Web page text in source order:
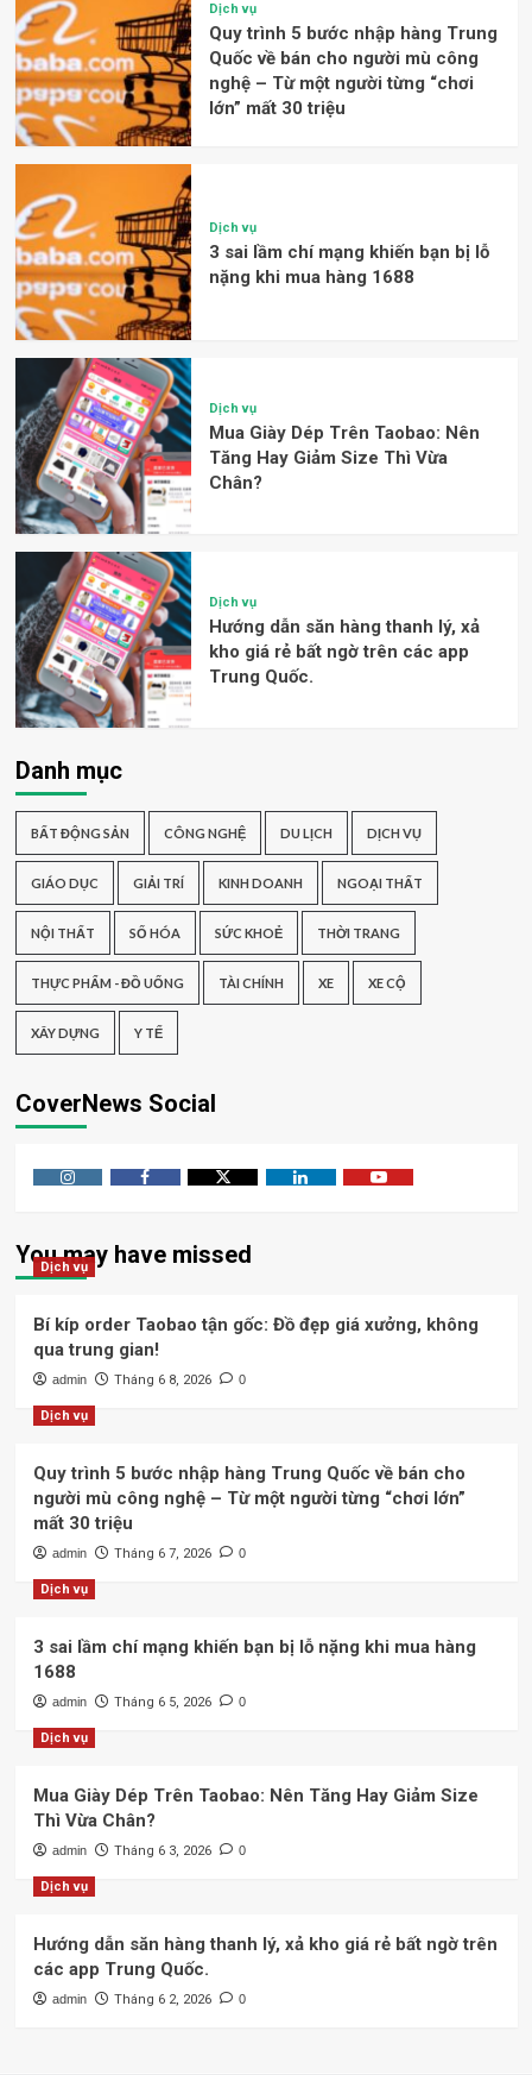
Dịch vụ
Quy trình 5 bước nhập hàng Trung
Quốc về bán cho người mù công
nghệ – Từ một người từng “chơi
lớn” mất 30 triệu
Dịch vụ
3 sai lầm chí mạng khiến bạn bị lỗ
nặng khi mua hàng 1688
Dịch vụ
Mua Giày Dép Trên Taobao: Nên
Tăng Hay Giảm Size Thì Vừa
Chân?
Dịch vụ
Hướng dẫn săn hàng thanh lý, xả
kho giá rẻ bất ngờ trên các app
Trung Quốc.
Danh mục
BẤT ĐỘNG SẢN CÔNG NGHỆ DU LỊCH DỊCH VỤ
GIÁO DỤC GIẢI TRÍ KINH DOANH NGOẠI THẤT
NỘI THẤT SỐ HÓA SỨC KHOẺ THỜI TRANG
THỰC PHẨM - ĐỒ UỐNG TÀI CHÍNH XE XE CỘ
XÂY DỰNG Y TẾ
CoverNews Social
You may have missed
Dịch vụ
Bí kíp order Taobao tận gốc: Đồ đẹp giá xưởng, không
qua trung gian!
admin Tháng 6 8, 2026 0
Dịch vụ
Quy trình 5 bước nhập hàng Trung Quốc về bán cho
người mù công nghệ – Từ một người từng “chơi lớn”
mất 30 triệu
admin Tháng 6 7, 2026 0
Dịch vụ
3 sai lầm chí mạng khiến bạn bị lỗ nặng khi mua hàng
1688
admin Tháng 6 5, 2026 0
Dịch vụ
Mua Giày Dép Trên Taobao: Nên Tăng Hay Giảm Size
Thì Vừa Chân?
admin Tháng 6 3, 2026 0
Dịch vụ
Hướng dẫn săn hàng thanh lý, xả kho giá rẻ bất ngờ trên
các app Trung Quốc.
admin Tháng 6 2, 2026 0